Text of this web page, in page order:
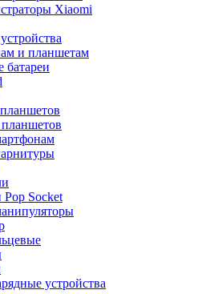
Xiaomi
и планшетам
батареи
Socket
устройства